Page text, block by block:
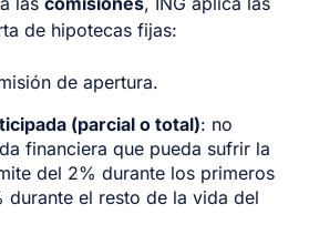
de hipotecas fijas:
de apertura.
(parcial o total): no
financiera que pueda sufrir la
del 2% durante los primeros
durante el resto de la vida del